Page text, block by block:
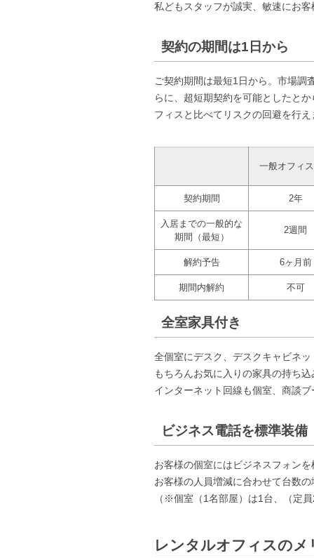
私どもスタッフが誠実、敏速にお
契約の期間は1日から
ご契約期間は最短1日から。市場調
らに、超短期契約を可能としたと
フィスと比べてリスクの回避を行え
一般オフィ
契約期間 2年
入居までの一般的な
期間（最短）
2週間
解約予告 6ヶ月前
期間内解約 不可
全室家具付き
全個室にデスク、デスクキャビネ
もちろんお気に入りの家具の持ち
インターネット回線も個室、商談
ビジネス電話を標準装備
お客様の個室にはビジネスフォン
お客様の人員増減に合わせて台数
（※個室（1名部屋）は1台、（定
レンタルオフィスのメ